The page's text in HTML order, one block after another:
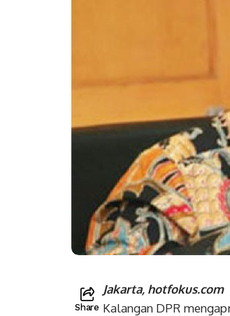
Share
Jakarta, hotfokus.com
Kalangan DPR